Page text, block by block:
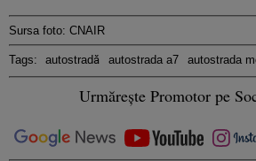
Sursa foto: CNAIR
Tags: autostradă autostrada a7 autostrada
Urmărește Promotor pe